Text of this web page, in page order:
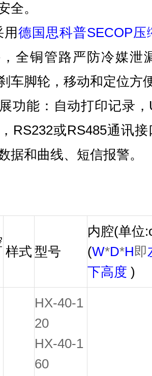
全。
用德国思科普SECOP
全铜管路严防冷媒泄
车脚轮，移动和定位方
功能：自动打印记录，
RS232或RS485通讯
据和曲线、短信报警。
样式 型号
内腔(单位
(W*D*H即
下高度 )
HX-40-1
20
HX-40-1
60